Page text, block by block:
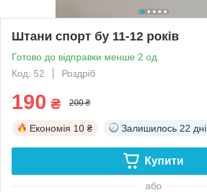
Штани спорт бу 11-12 років
Готово до відправки менше 2 од.
Код: 52
Роздріб
190 ₴ 200 ₴
Економія 10 ₴ Залишилось 22 дні
Купити
або